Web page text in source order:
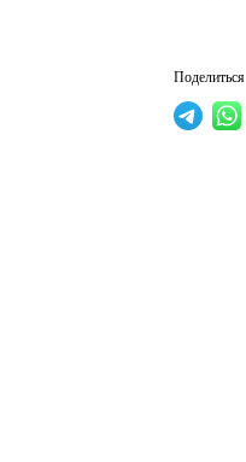
Поделиться